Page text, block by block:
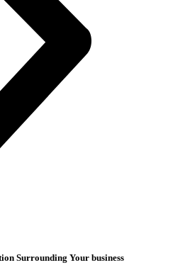
Surrounding Your business